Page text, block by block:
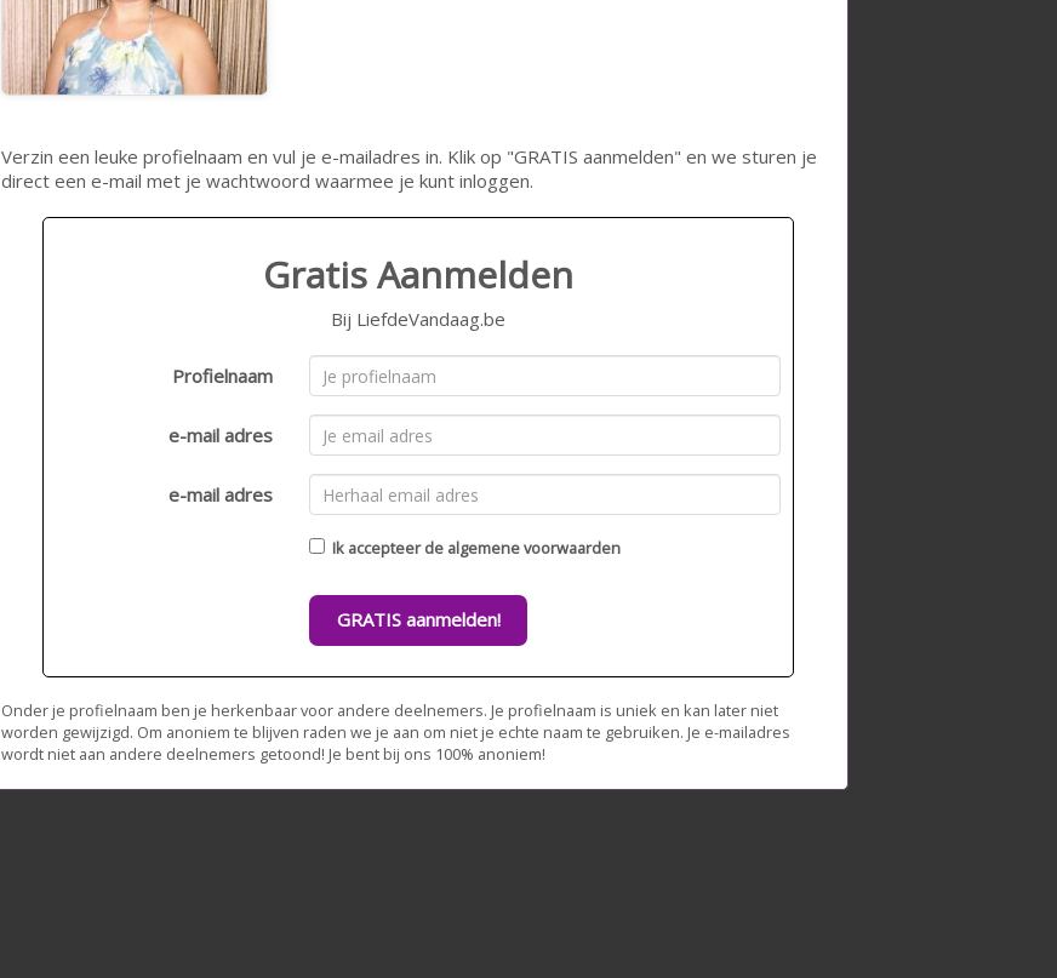
Verzin een leuke profielnaam en vul je e-mailadres in. Klik op "GRATIS aanmelden" en we sturen je
direct een e-mail met je wachtwoord waarmee je kunt inloggen.
Gratis Aanmelden
Bij LiefdeVandaag.be
Profielnaam
e-mail adres
e-mail adres
Ik accepteer de algemene voorwaarden
GRATIS aanmelden!
Onder je profielnaam ben je herkenbaar voor andere deelnemers. Je profielnaam is uniek en kan later niet
worden gewijzigd. Om anoniem te blijven raden we je aan om niet je echte naam te gebruiken. Je e-mailadres
wordt niet aan andere deelnemers getoond! Je bent bij ons 100% anoniem!